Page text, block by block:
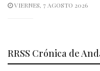
VIERNES, 7 AGOSTO 2026
RRSS Crónica de